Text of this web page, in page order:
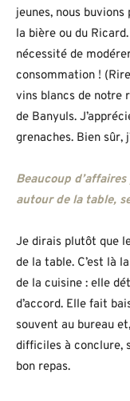
jeunes, nous
la bière ou du
nécessité de
consommation !
vins blancs de notre
de Banyuls.
grenaches. Bien sûr,
Beaucoup
autour de la table,
Je dirais plutôt que
de la table. C’est là
de la cuisine : elle
d’accord. Elle fait
souvent au bureau
difficiles à conclure,
bon repas.